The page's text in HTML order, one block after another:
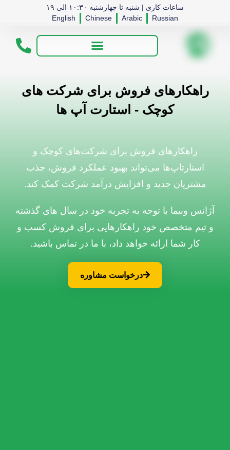
ساعات کاری | شنبه تا چهارشنبه ۱۰:۳۰ الی ۱۹
Russian
Arabic
Chinese
English
راهکارهای فروش برای شرکت های
کوچک - استارت آپ ها
راهکارهای فروش برای شرکت‌های کوچک و
استارتاپ‌ها می‌تواند بهبود عملکرد فروش، جذب
مشتریان جدید و افزایش درآمد شرکت کمک کند.
آژانس وبیما با توجه به تجربه خود در سال های گذشته
و تیم متخصص خود راهکارهایی برای فروش کسب و
کار شما ارائه خواهد داد، با ما در تماس باشید.
درخواست مشاوره